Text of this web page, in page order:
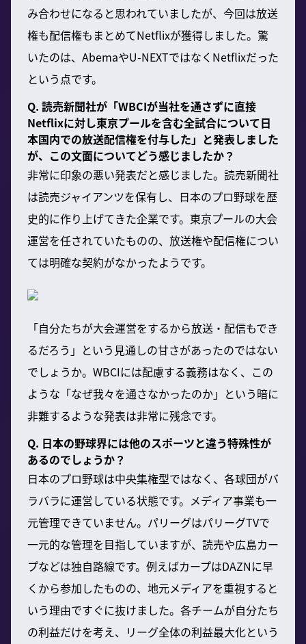
み合わせになると思われていましたが、今回は放送
権も配信権もまとめてNetflixが獲得しました。驚
いたのは、AbemaやU-NEXTではなくNetflixだった
という点です。
Q. 読売新聞社が「WBCIが当社を通さずに直接
Netflixに対し東京プールを含む全試合について日
本国内での放送配信権を付与した」と発表しました
が、この文面についてどう感じましたか？
非常に印象の悪い発表だと感じました。読売新聞社
は読売ジャイアンツを保有し、日本のプロ野球を歴
史的に作り上げてきた企業です。東京プールの大会
運営を任されていたものの、放送権や配信権につい
ては明確な契約がなかったようです。
「自分たちが大会運営をするから放送・配信もでき
るだろう」という見通しの甘さがあったのではない
でしょうか。WBCIには配慮する義務はなく、この
ような「なぜ我々を通さなかったのか」という暗に
非難するような発表は非常に残念です。
Q. 日本の野球界には他のスポーツと違う特殊性が
あるのでしょうか？
日本のプロ野球は中央集権型ではなく、各球団がバ
ラバラに運営している状態です。メディア事業も一
元管理できていません。パリーグはパリーグTVで
一元的な管理を目指していますが、読売や広島カー
プなどは独自路線です。例えばカープはDAZNに早
くから参加したものの、地元メディアを重視すると
いう理由ですぐに抜けました。各チームが自分たち
の利益だけを考え、リーグ全体の利益最大化という